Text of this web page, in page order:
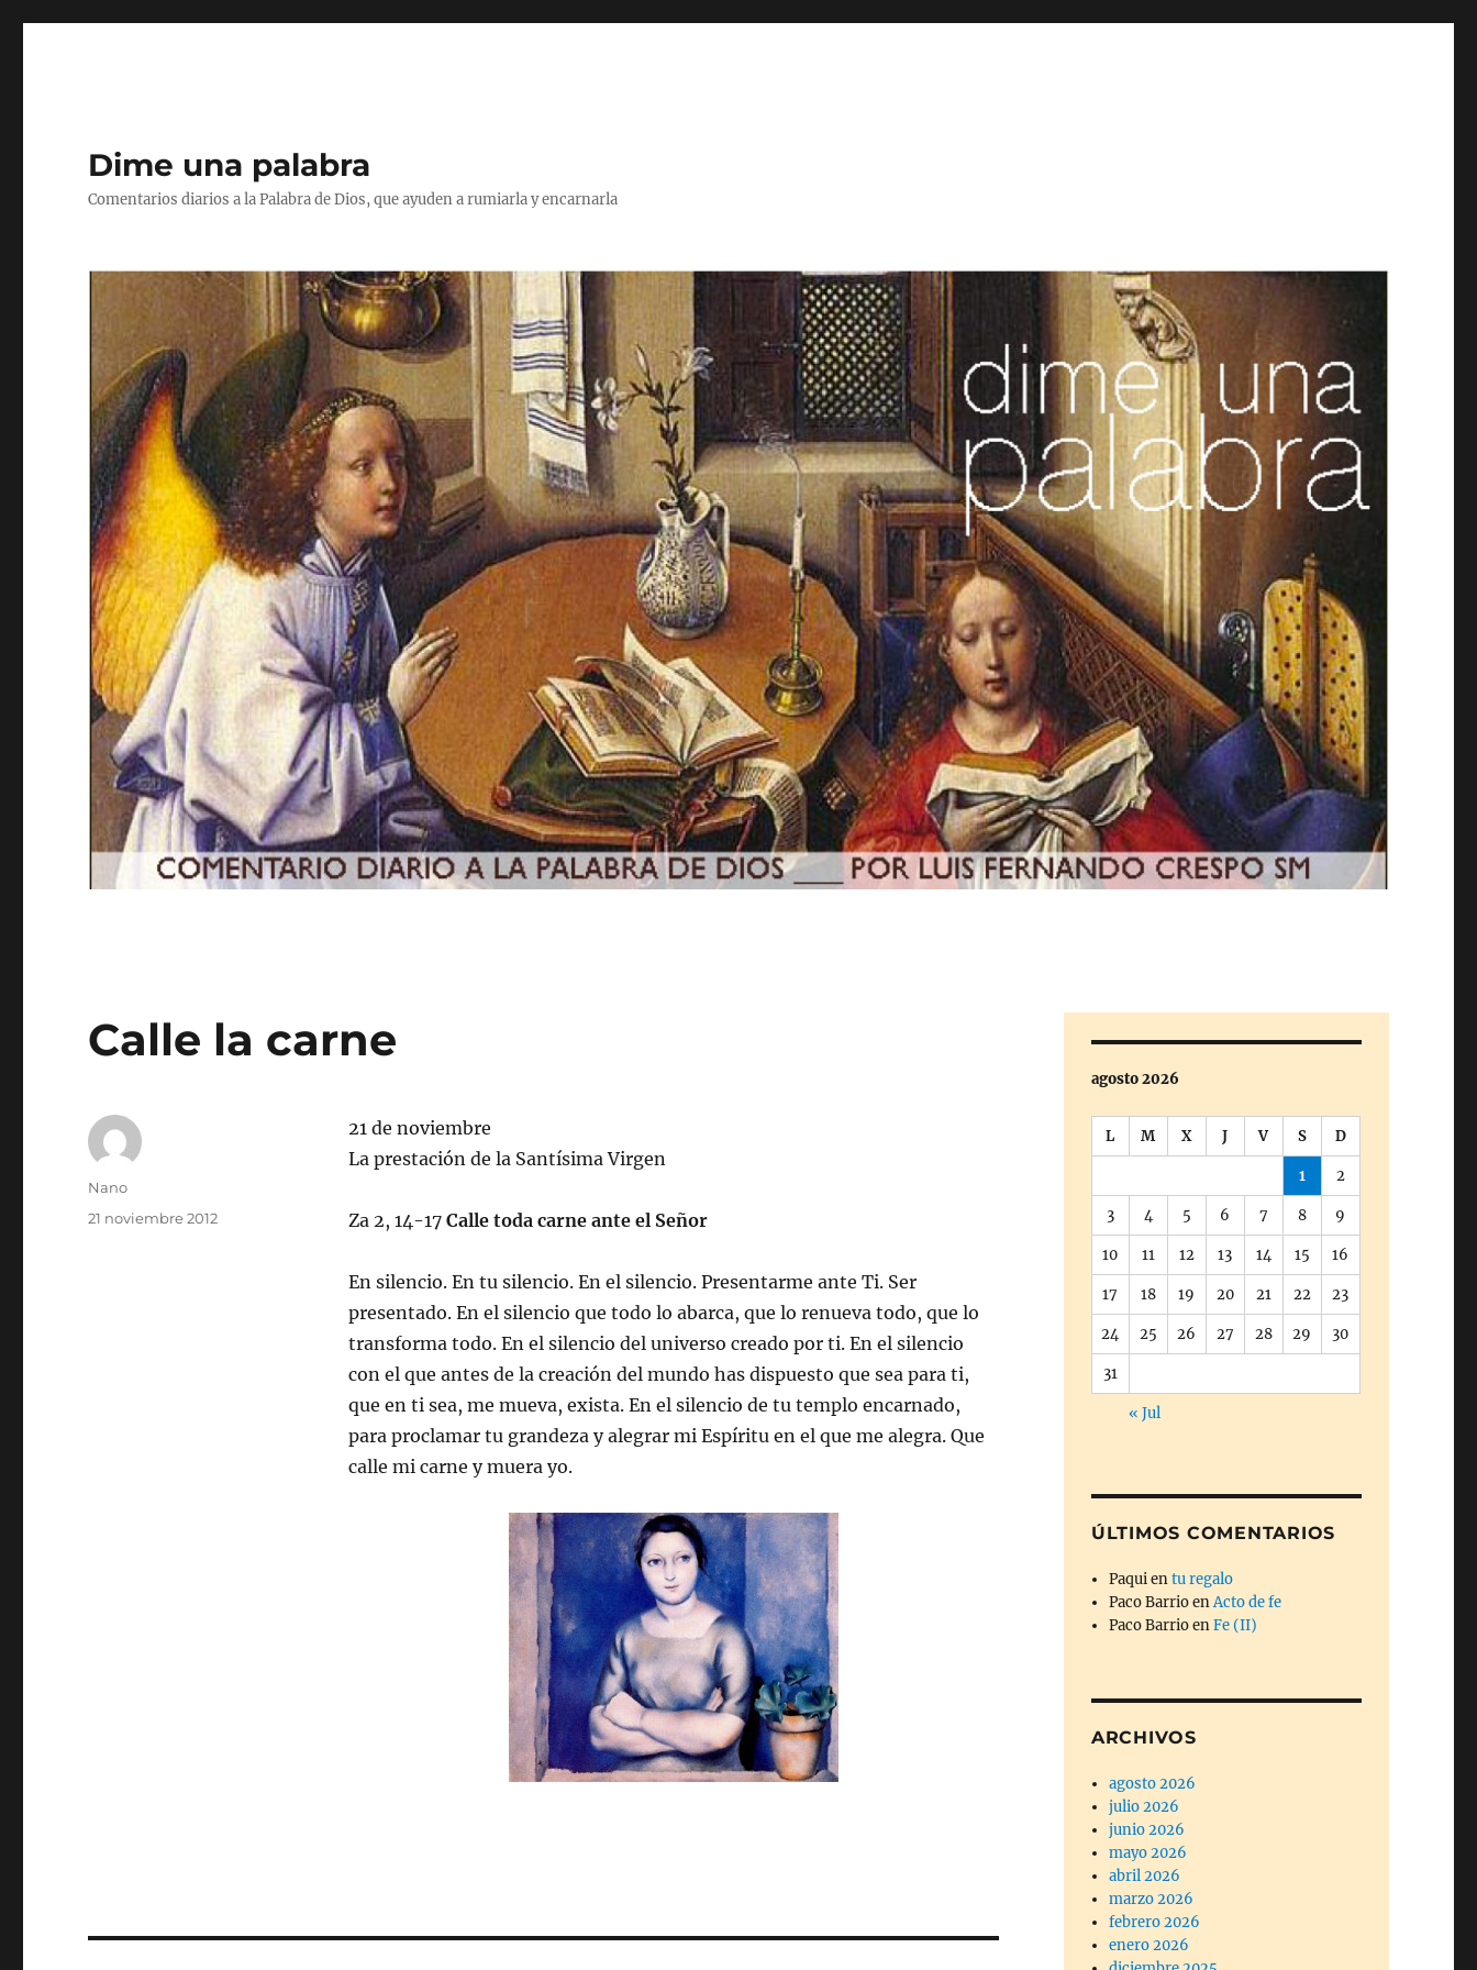
Dime una palabra
Comentarios diarios a la Palabra de Dios, que ayuden a rumiarla y encarnarla
Calle la carne
21 de noviembre
La prestación de la Santísima Virgen
Za 2, 14-17 Calle toda carne ante el Señor
En silencio. En tu silencio. En el silencio. Presentarme ante Ti. Ser
presentado. En el silencio que todo lo abarca, que lo renueva todo, que lo
transforma todo. En el silencio del universo creado por ti. En el silencio
con el que antes de la creación del mundo has dispuesto que sea para ti,
que en ti sea, me mueva, exista. En el silencio de tu templo encarnado,
para proclamar tu grandeza y alegrar mi Espíritu en el que me alegra. Que
calle mi carne y muera yo.
Autor
Nano
Publicado
21 noviembre 2012
agosto 2026
L M X J V S D
1 2
3 4 5 6 7 8 9
10 11 12 13 14 15 16
17 18 19 20 21 22 23
24 25 26 27 28 29 30
31
« Jul
ÚLTIMOS COMENTARIOS
Paquientu regalo
Paco BarrioenActo de fe
Paco BarrioenFe (II)
ARCHIVOS
agosto 2026
julio 2026
junio 2026
mayo 2026
abril 2026
marzo 2026
febrero 2026
enero 2026